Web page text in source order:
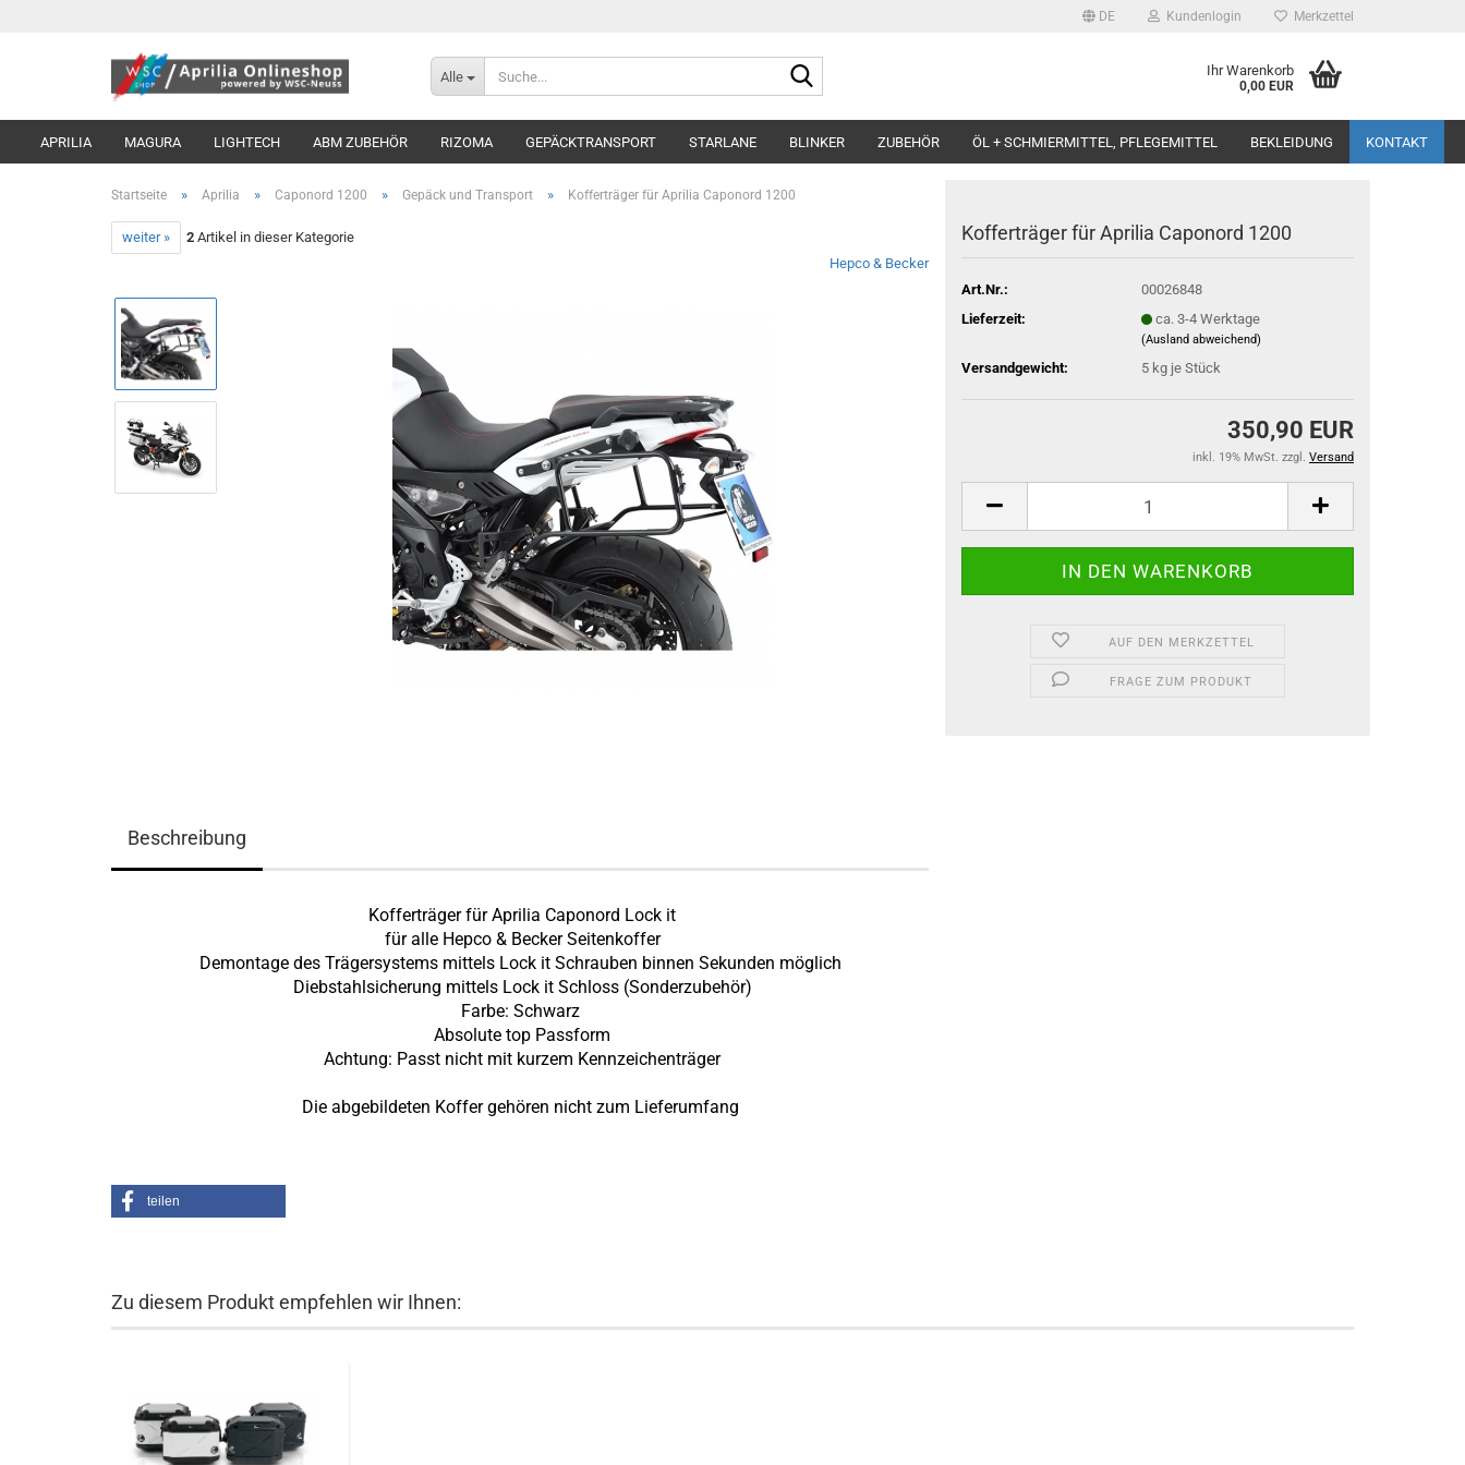
DE Kundenlogin Merkzettel
Alle Ihr Warenkorb
0,00 EUR
APRILIA MAGURA LIGHTECH ABM ZUBEHÖR RIZOMA GEPÄCKTRANSPORT STARLANE BLINKER ZUBEHÖR ÖL + SCHMIERMITTEL, PFLEGEMITTEL BEKLEIDUNG KONTAKT
Startseite » Aprilia » Caponord 1200 » Gepäck und Transport » Kofferträger für Aprilia Caponord 1200
weiter » 2 Artikel in dieser Kategorie
Hepco & Becker
Kofferträger für Aprilia Caponord 1200
Art.Nr.:
00026848
Lieferzeit:
ca. 3-4 Werktage
(Ausland abweichend)
Versandgewicht: 5 kg je Stück
350,90 EUR
inkl. 19% MwSt. zzgl. Versand
AUF DEN MERKZETTEL
FRAGE ZUM PRODUKT
Beschreibung
Kofferträger für Aprilia Caponord Lock it
für alle Hepco & Becker Seitenkoffer
Demontage des Trägersystems mittels Lock it Schrauben binnen Sekunden möglich
Diebstahlsicherung mittels Lock it Schloss (Sonderzubehör)
Farbe: Schwarz
Absolute top Passform
Achtung: Passt nicht mit kurzem Kennzeichenträger
Die abgebildeten Koffer gehören nicht zum Lieferumfang
teilen
Zu diesem Produkt empfehlen wir Ihnen: